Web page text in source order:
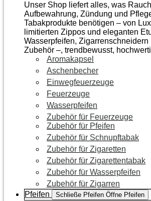
Unser Shop liefert alles, was
Aufbewahrung, Zündung und
Tabakprodukte benötigen – von
limitierten Zippos und eleganten
Wasserpfeifen,
Zubehör –, trendbewusst,
Aromakapsel
Aschenbecher
Einwegfeuerzeuge
Feuerzeuge
Wasserpfeifen
Zubehör für Feuerzeuge
Zubehör für Pfeifen
Zubehör für Schnupftabak
Zubehör für Zigaretten
Zubehör für Zigarettentabak
Zubehör für Wasserpfeifen
Zubehör für Zigarren
Pfeifen
Schließe Pfeifen Öffne Pfeifen